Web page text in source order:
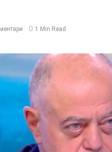
1 Min Read